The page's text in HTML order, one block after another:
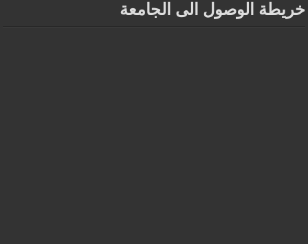
خريطة الوصول الى الجامعة